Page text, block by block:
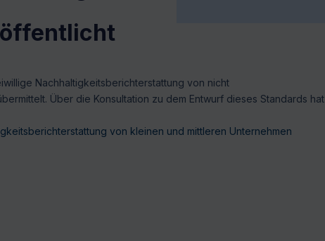
Nachhaltigkeitsberichterstattung von nicht
Über die Konsultation zu dem Entwurf dieses Standards hat
von kleinen und mittleren Unternehmen